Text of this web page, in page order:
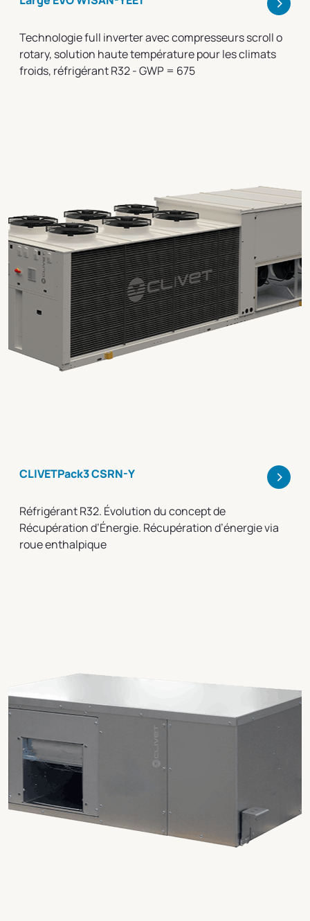
Technologie full inverter avec compresseurs scroll o
rotary, solution haute température pour les climats
froids, réfrigérant R32 - GWP = 675
CLIVETPack3 CSRN-Y >
Réfrigérant R32. Évolution du concept de
Récupération d’Énergie. Récupération d’énergie via
roue enthalpique